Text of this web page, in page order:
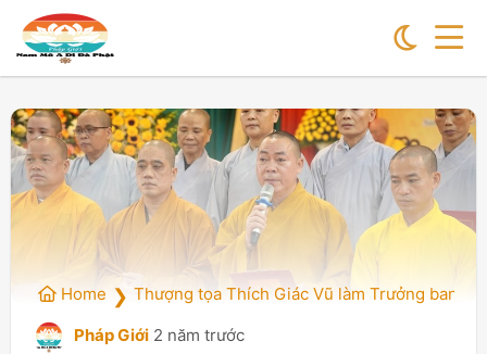
Home ❯ Thượng tọa Thích Giác Vũ làm Trưởng ban
Pháp Giới 2 năm trước